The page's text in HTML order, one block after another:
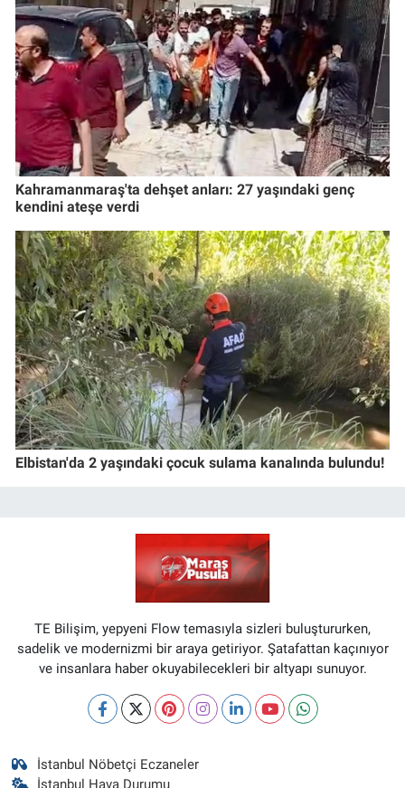
Kahramanmaraş'ta dehşet anları: 27 yaşındaki genç
kendini ateşe verdi
Elbistan'da 2 yaşındaki çocuk sulama kanalında bulundu!
TE Bilişim, yepyeni Flow temasıyla sizleri buluştururken,
sadelik ve modernizmi bir araya getiriyor. Şatafattan kaçınıyor
ve insanlara haber okuyabilecekleri bir altyapı sunuyor.
İstanbul Nöbetçi Eczaneler
İstanbul Hava Durumu